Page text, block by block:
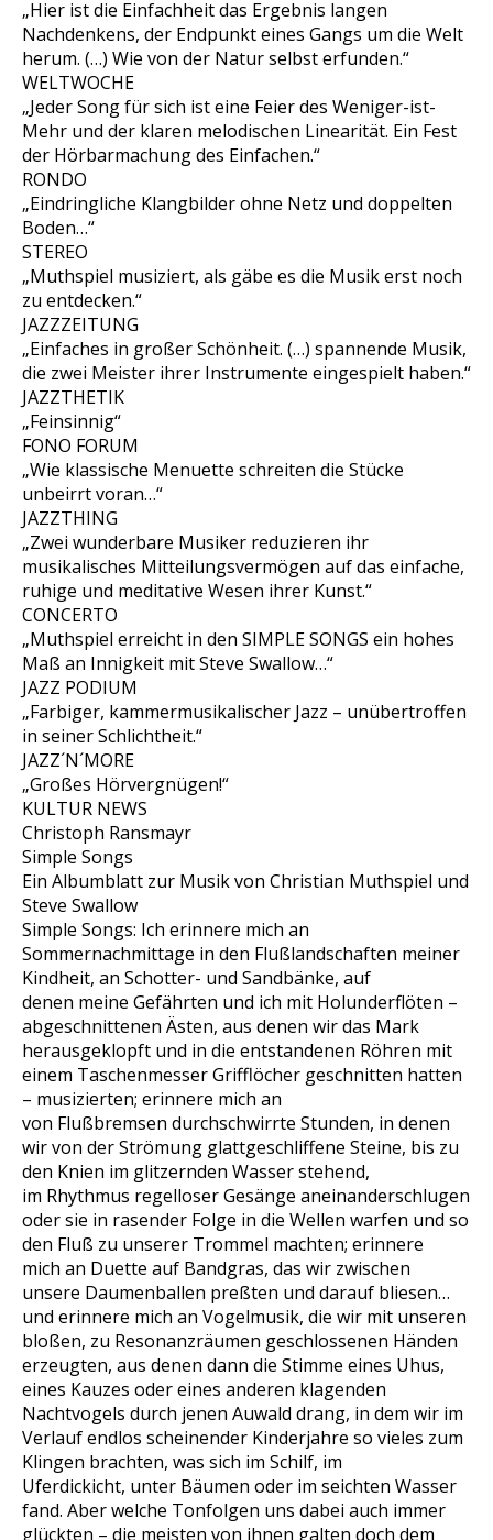
„Hier ist die Einfachheit das Ergebnis langen
Nachdenkens, der Endpunkt eines Gangs um die Welt
herum. (…) Wie von der Natur selbst erfunden.“
WELTWOCHE
„Jeder Song für sich ist eine Feier des Weniger-ist-
Mehr und der klaren melodischen Linearität. Ein Fest
der Hörbarmachung des Einfachen.“
RONDO
„Eindringliche Klangbilder ohne Netz und doppelten
Boden…“
STEREO
„Muthspiel musiziert, als gäbe es die Musik erst noch
zu entdecken.“
JAZZZEITUNG
„Einfaches in großer Schönheit. (…) spannende Musik,
die zwei Meister ihrer Instrumente eingespielt haben.“
JAZZTHETIK
„Feinsinnig“
FONO FORUM
„Wie klassische Menuette schreiten die Stücke
unbeirrt voran…“
JAZZTHING
„Zwei wunderbare Musiker reduzieren ihr
musikalisches Mitteilungsvermögen auf das einfache,
ruhige und meditative Wesen ihrer Kunst.“
CONCERTO
„Muthspiel erreicht in den SIMPLE SONGS ein hohes
Maß an Innigkeit mit Steve Swallow…“
JAZZ PODIUM
„Farbiger, kammermusikalischer Jazz – unübertroffen
in seiner Schlichtheit.“
JAZZ´N´MORE
„Großes Hörvergnügen!“
KULTUR NEWS
Christoph Ransmayr
Simple Songs
Ein Albumblatt zur Musik von Christian Muthspiel und
Steve Swallow
Simple Songs: Ich erinnere mich an
Sommernachmittage in den Flußlandschaften meiner
Kindheit, an Schotter- und Sandbänke, auf
denen meine Gefährten und ich mit Holunderflöten –
abgeschnittenen Ästen, aus denen wir das Mark
herausgeklopft und in die entstandenen Röhren mit
einem Taschenmesser Grifflöcher geschnitten hatten
– musizierten; erinnere mich an
von Flußbremsen durchschwirrte Stunden, in denen
wir von der Strömung glattgeschliffene Steine, bis zu
den Knien im glitzernden Wasser stehend,
im Rhythmus regelloser Gesänge aneinanderschlugen
oder sie in rasender Folge in die Wellen warfen und so
den Fluß zu unserer Trommel machten; erinnere
mich an Duette auf Bandgras, das wir zwischen
unsere Daumenballen preßten und darauf bliesen…
und erinnere mich an Vogelmusik, die wir mit unseren
bloßen, zu Resonanzräumen geschlossenen Händen
erzeugten, aus denen dann die Stimme eines Uhus,
eines Kauzes oder eines anderen klagenden
Nachtvogels durch jenen Auwald drang, in dem wir im
Verlauf endlos scheinender Kinderjahre so vieles zum
Klingen brachten, was sich im Schilf, im
Uferdickicht, unter Bäumen oder im seichten Wasser
fand. Aber welche Tonfolgen uns dabei auch immer
glückten – die meisten von ihnen galten doch dem